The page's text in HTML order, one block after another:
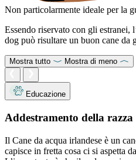
Non particolarmente ideale per la
Essendo riservato con gli estranei,
dog può risultare un buon cane da
Mostra tutto Mostra di meno
Educazione
Addestramento della
Il Cane da acqua irlandese è un
capisce in fretta cosa ci si aspetta